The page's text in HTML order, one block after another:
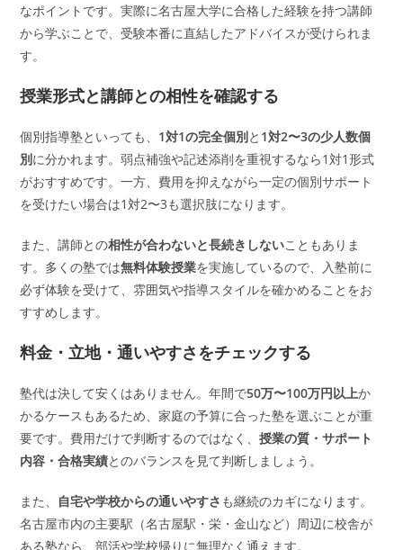
なポイントです。実際に名古屋大学に合格した経験を持つ講師
から学ぶことで、受験本番に直結したアドバイスが受けられま
す。
授業形式と講師との相性を確認する
個別指導塾といっても、 1対1の完全個別と 1対2〜3の少人数個
別に分かれます。弱点補強や記述添削を重視するなら1対1形式
がおすすめです。一方、費用を抑えながら一定の個別サポート
を受けたい場合は1対2〜3も選択肢になります。
また、講師との相性が合わないと長続きしないこともありま
す。多くの塾では無料体験授業を実施しているので、入塾前に
必ず体験を受けて、雰囲気や指導スタイルを確かめることをお
すすめします。
料金・立地・通いやすさをチェックする
塾代は決して安くはありません。年間で50万〜100万円以上か
かるケースもあるため、家庭の予算に合った塾を選ぶことが重
要です。費用だけで判断するのではなく、授業の質・サポート
内容・合格実績とのバランスを見て判断しましょう。
また、 自宅や学校からの通いやすさ も継続のカギになります。
名古屋市内の主要駅（名古屋駅・栄・金山など）周辺に校舎が
ある塾なら、部活や学校帰りに無理なく通えます。